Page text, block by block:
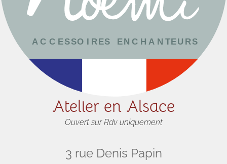
Atelier en Alsace
Ouvert sur Rdv uniquement
3 rue Denis Papin